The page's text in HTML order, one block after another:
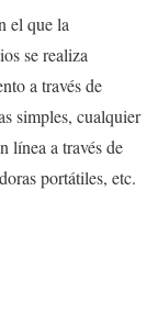
el que la
se realiza
a través de
simples, cualquier
línea a través de
portátiles, etc.